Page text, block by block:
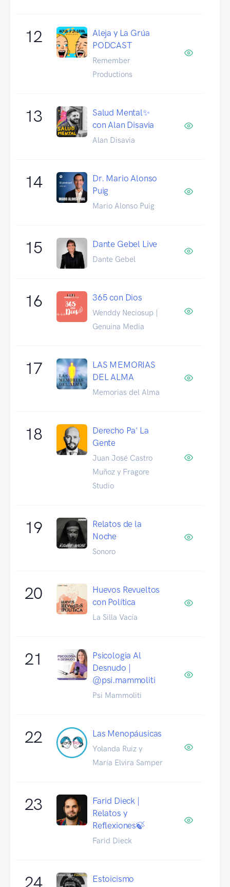
12
Aleja y La Grúa
PODCAST
Remember
Productions
13
Salud Mental✨
con Alan Disavia
Alan Disavia
14
Dr. Mario Alonso
Puig
Mario Alonso Puig
15 Dante Gebel Live
Dante Gebel
16 365 con Dios
Wenddy Neciosup |
Genuina Media
17
LAS MEMORIAS
DEL ALMA
Memorias del Alma
18
Derecho Pa' La
Gente
Juan José Castro
Muñoz y Fragore
Studio
19
Relatos de la
Noche
Sonoro
20
Huevos Revueltos
con Política
La Silla Vacía
21
Psicologia Al
Desnudo |
@psi.mammoliti
Psi Mammoliti
22 Las Menopáusicas
Yolanda Ruiz y
María Elvira Samper
23
Farid Dieck |
Relatos y
Reflexiones🍃
Farid Dieck
24
Estoicismo